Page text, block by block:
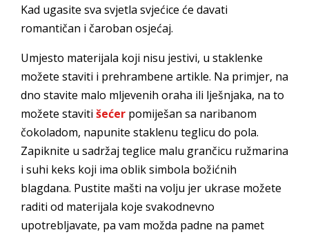
Kad ugasite sva svjetla svjećice će davati
romantičan i čaroban osjećaj.
Umjesto materijala koji nisu jestivi, u staklenke
možete staviti i prehrambene artikle. Na primjer, na
dno stavite malo mljevenih oraha ili lješnjaka, na to
možete staviti šećer pomiješan sa naribanom
čokoladom, napunite staklenu teglicu do pola.
Zapiknite u sadržaj teglice malu grančicu ružmarina
i suhi keks koji ima oblik simbola božićnih
blagdana. Pustite mašti na volju jer ukrase možete
raditi od materijala koje svakodnevno
upotrebljavate, pa vam možda padne na pamet